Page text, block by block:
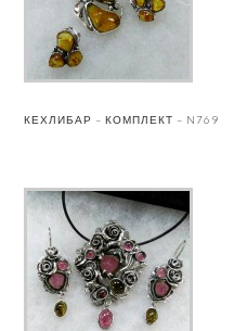
КЕХЛИБАР – КОМПЛЕКТ – N769